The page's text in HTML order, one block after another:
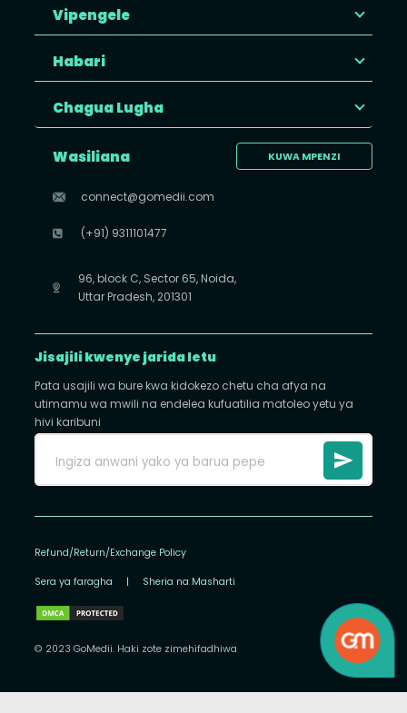
Vipengele
Habari
Chagua Lugha
KUWA MPENZI
Wasiliana
connect@gomedii.com
(+91) 9311101477
96, block C, Sector 65, Noida,
Uttar Pradesh, 201301
Jisajili kwenye jarida letu
Pata usajili wa bure kwa kidokezo chetu cha afya na
utimamu wa mwili na endelea kufuatilia matoleo yetu ya
hivi karibuni
Refund/Return/Exchange Policy
Sera ya faragha | Sheria na Masharti
© 2023 GoMedii. Haki zote zimehifadhiwa